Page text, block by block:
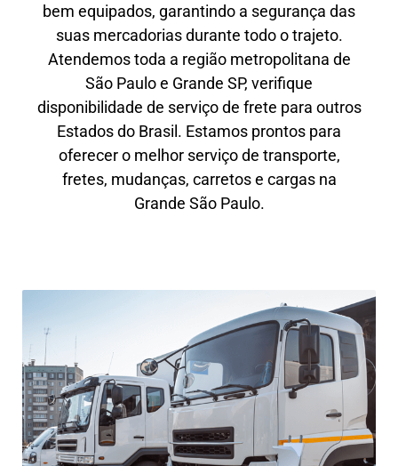
bem equipados, garantindo a segurança das
suas mercadorias durante todo o trajeto.
Atendemos toda a região metropolitana de
São Paulo e Grande SP, verifique
disponibilidade de serviço de frete para outros
Estados do Brasil. Estamos prontos para
oferecer o melhor serviço de transporte,
fretes, mudanças, carretos e cargas na
Grande São Paulo.